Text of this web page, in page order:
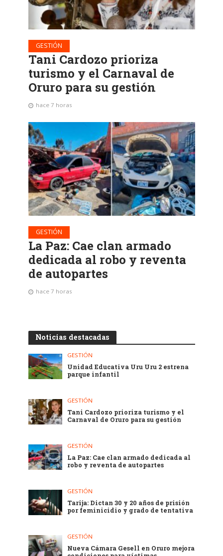
GESTIÓN
Tani Cardozo prioriza
turismo y el Carnaval de
Oruro para su gestión
hace 7 horas
GESTIÓN
La Paz: Cae clan armado
dedicada al robo y reventa
de autopartes
hace 7 horas
Noticias destacadas
GESTIÓN
Unidad Educativa Uru Uru 2 estrena
parque infantil
GESTIÓN
Tani Cardozo prioriza turismo y el
Carnaval de Oruro para su gestión
GESTIÓN
La Paz: Cae clan armado dedicada al
robo y reventa de autopartes
GESTIÓN
Tarija: Dictan 30 y 20 años de prisión
por feminicidio y grado de tentativa
GESTIÓN
Nueva Cámara Gesell en Oruro mejora